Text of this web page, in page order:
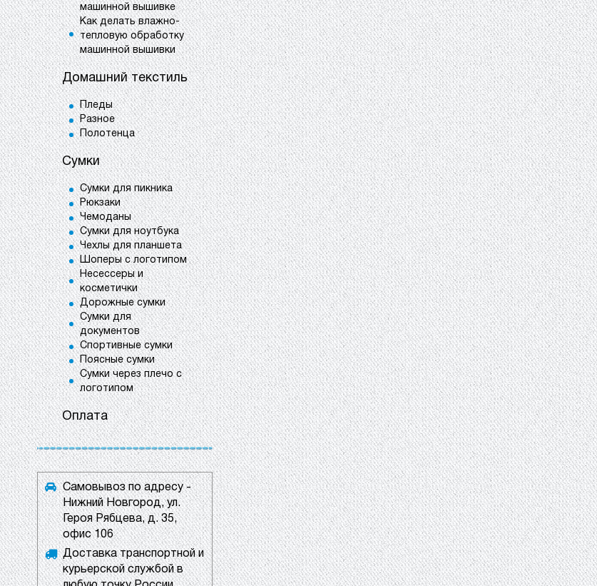
машинной вышивке
Как делать влажно-
тепловую обработку
машинной вышивки
Домашний текстиль
Пледы
Разное
Полотенца
Сумки
Сумки для пикника
Рюкзаки
Чемоданы
Сумки для ноутбука
Чехлы для планшета
Шоперы с логотипом
Несессеры и
косметички
Дорожные сумки
Сумки для
документов
Спортивные сумки
Поясные сумки
Сумки через плечо с
логотипом
Оплата
Самовывоз по адресу -
Нижний Новгород, ул.
Героя Рябцева, д. 35,
офис 106
Доставка транспортной и
курьерской службой в